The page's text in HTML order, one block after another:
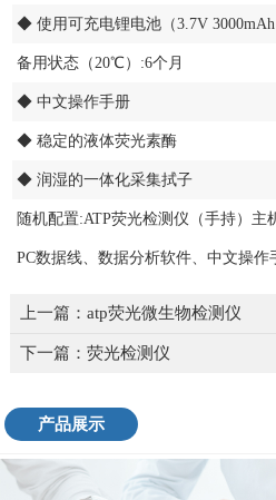
◆ 使用可充电锂电池（3.7V
备用状态（20℃）:6个月
◆ 中文操作手册
◆ 稳定的液体荧光素酶
◆ 润湿的一体化采集拭子
随机配置:ATP荧光检测仪（手持）主
PC数据线、数据分析软件、中文操作
上一篇： atp荧光微生物检测仪
下一篇： 荧光检测仪
产品展示